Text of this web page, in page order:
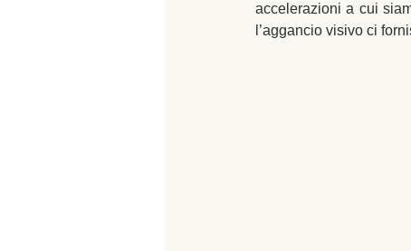
accelerazioni a cui
l’aggancio visivo ci